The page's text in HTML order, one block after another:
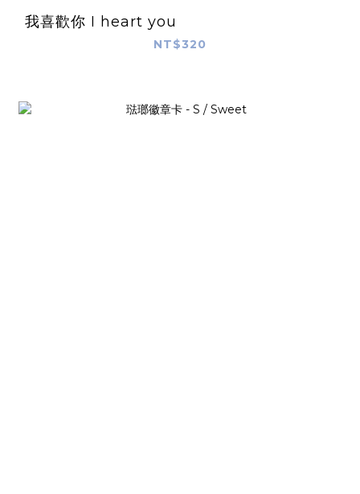
我喜歡你 I heart you
NT$320